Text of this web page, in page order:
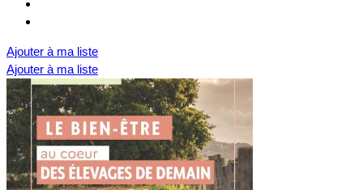
Ajouter à ma liste
Ajouter à ma liste